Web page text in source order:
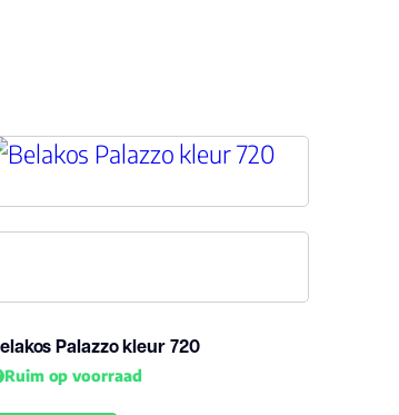
Palazzo kleur 720
Ruim op voorraad